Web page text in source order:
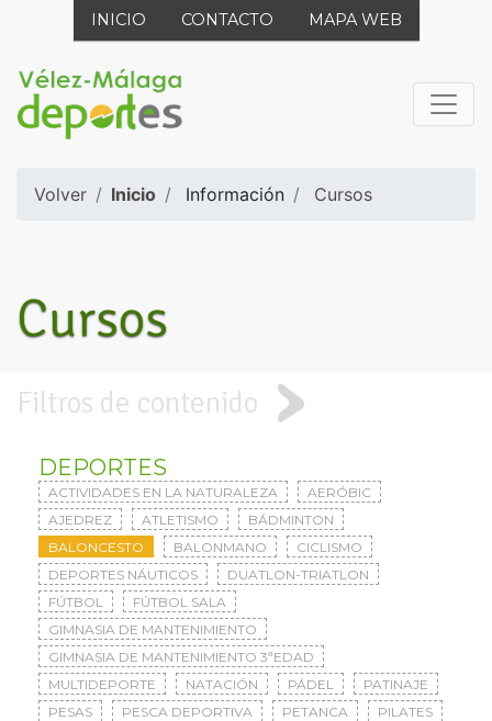
INICIO CONTACTO MAPA WEB
Volver Inicio Información Cursos
Cursos
Filtros de contenido
DEPORTES
ACTIVIDADES EN LA NATURALEZA
AERÓBIC
AJEDREZ
ATLETISMO
BÁDMINTON
BALONCESTO
BALONMANO
CICLISMO
DEPORTES NÁUTICOS
DUATLON-TRIATLON
FÚTBOL
FÚTBOL SALA
GIMNASIA DE MANTENIMIENTO
GIMNASIA DE MANTENIMIENTO 3ªEDAD
MULTIDEPORTE
NATACIÓN PÁDEL
PATINAJE
PESAS
PESCA DEPORTIVA PETANCA
PILATES